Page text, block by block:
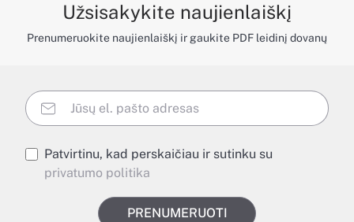
Užsisakykite naujienlaiškį
Prenumeruokite naujienlaiškį ir gaukite PDF leidinį dovanų
Patvirtinu, kad perskaičiau ir sutinku su
privatumo politika
PRENUMERUOTI